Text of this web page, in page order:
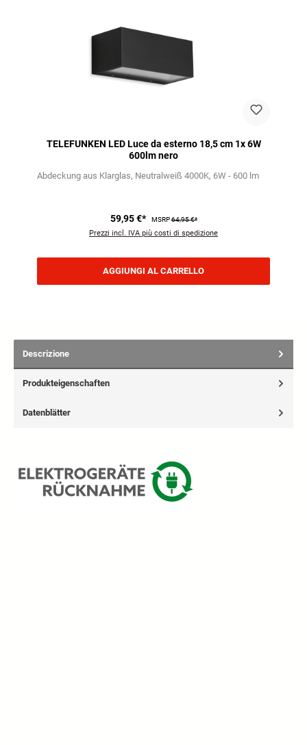
TELEFUNKEN LED Luce da esterno 18,5 cm 1x 6W
600lm nero
Abdeckung aus Klarglas Neutralweiß 4000K 6W - 600 lm
59,95 €* MSRP64,95 €*
Prezzi incl. IVA più costi di spedizione
AGGIUNGI AL CARRELLO
Descrizione
Produkteigenschaften
Datenblätter